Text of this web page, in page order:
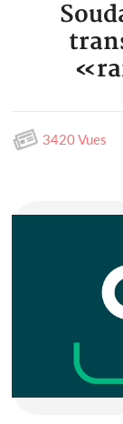
3420 Vues